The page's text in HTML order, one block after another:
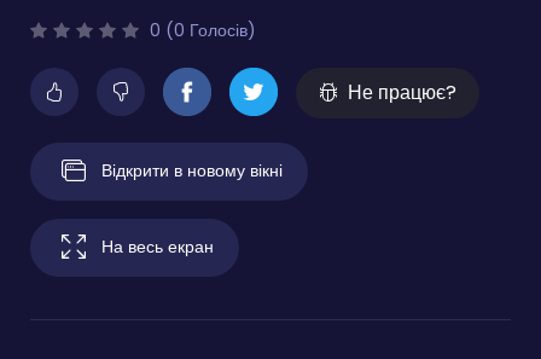
0 (0 Голосів)
Не працює?
Відкрити в новому вікні
На весь екран